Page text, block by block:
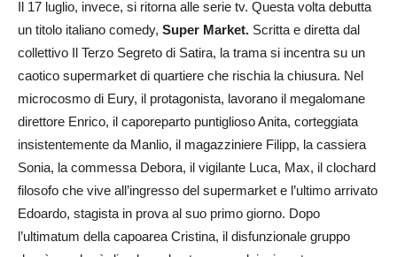
Il 17 luglio, invece, si ritorna alle serie tv. Questa volta debutta
un titolo italiano comedy, Super Market. Scritta e diretta dal
collettivo Il Terzo Segreto di Satira, la trama si incentra su un
caotico supermarket di quartiere che rischia la chiusura. Nel
microcosmo di Eury, il protagonista, lavorano il megalomane
direttore Enrico, il caporeparto puntiglioso Anita, corteggiata
insistentemente da Manlio, il magazziniere Filipp, la cassiera
Sonia, la commessa Debora, il vigilante Luca, Max, il clochard
filosofo che vive all’ingresso del supermarket e l’ultimo arrivato
Edoardo, stagista in prova al suo primo giorno. Dopo
l’ultimatum della capoarea Cristina, il disfunzionale gruppo